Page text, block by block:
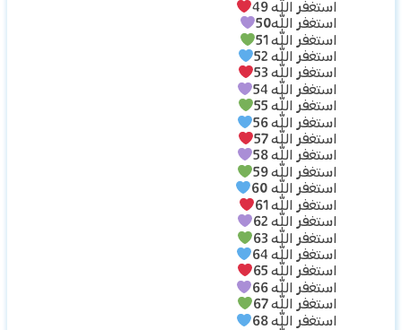
استغفر الله 49
استغفر الله50
استغفر الله 51
استغفر الله 52
استغفر الله 53
استغفر الله 54
استغفر الله 55
استغفر الله 56
استغفر الله 57
استغفر الله 58
استغفر الله 59
استغفر الله 60
استغفر الله 61
استغفر الله 62
استغفر الله 63
استغفر الله 64
استغفر الله 65
استغفر الله 66
استغفر الله 67
استغفر الله 68